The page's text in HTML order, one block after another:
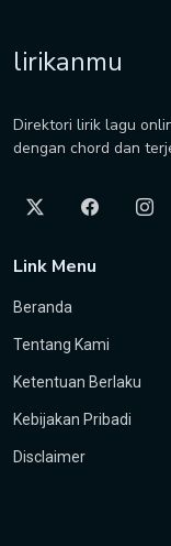
lirikanmu
Direktori lirik lagu
dengan chord dan
Link Menu
Beranda
Tentang Kami
Ketentuan Berlaku
Kebijakan Pribadi
Disclaimer